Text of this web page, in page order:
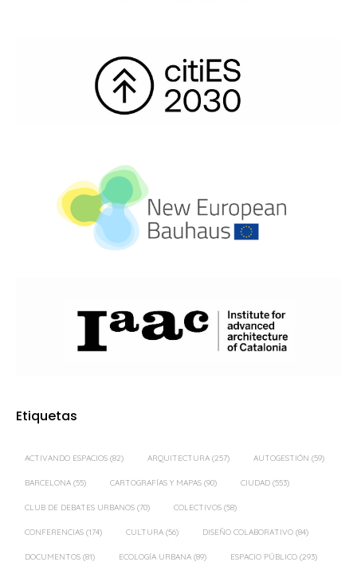
Etiquetas
ACTIVANDO ESPACIOS (82) ARQUITECTURA (257) AUTOGESTIÓN (59)
BARCELONA (55) CARTOGRAFÍAS Y MAPAS (90) CIUDAD (553)
CLUB DE DEBATES URBANOS (70) COLECTIVOS (58)
CONFERENCIAS (174) CULTURA (56) DISEÑO COLABORATIVO (84)
DOCUMENTOS (81) ECOLOGÍA URBANA (89) ESPACIO PÚBLICO (293)